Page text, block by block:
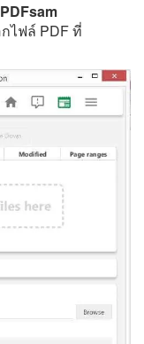
PDFsam
กไฟล์ PDF ที่